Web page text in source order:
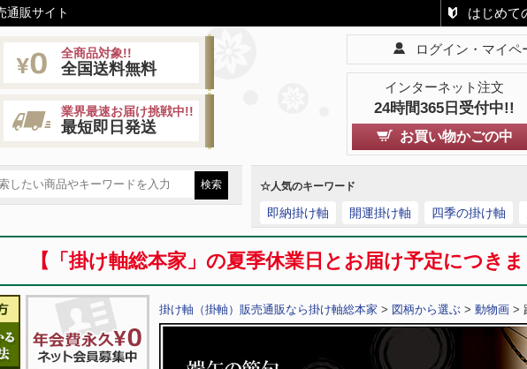
通販サイト はじめて
全商品対象!!
全国送料無料
業界最速お届け挑戦中!!
最短即日発送
ログイン・マイペ
インターネット注文
24時間365日受付中!!
お買い物かごの中
☆人気のキーワード
即納掛け軸 開運掛け軸 四季の掛け軸
【「掛け軸総本家」の夏季休業日とお届け予定につ
掛け軸（掛軸）販売通販なら掛け軸総本家 > 図柄から選ぶ > 動物画 >